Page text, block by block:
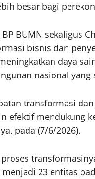
besar bagi
BP BUMN sekaligus
bisnis dan
daya
nasional yang
transformasi
efektif mendukung
pada (7/6/2026).
23 entitas